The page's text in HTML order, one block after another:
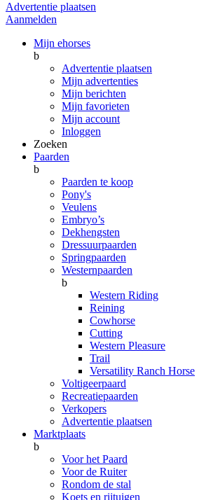
Advertentie plaatsen
Aanmelden
Mijn ehorses
b
Advertentie plaatsen
Mijn advertenties
Mijn berichten
Mijn favorieten
Mijn account
Inloggen
Zoeken
Paarden
b
Paarden te koop
Pony's
Veulens
Embryo’s
Dekhengsten
Dressuurpaarden
Springpaarden
Westernpaarden
b
Western Riding
Reining
Cowhorse
Cutting
Western Pleasure
Trail
Versatility Ranch Horse
Voltigeerpaard
Recreatiepaarden
Verkopers
Advertentie plaatsen
Marktplaats
b
Voor het Paard
Voor de Ruiter
Rondom de stal
Koets en rijtuigen